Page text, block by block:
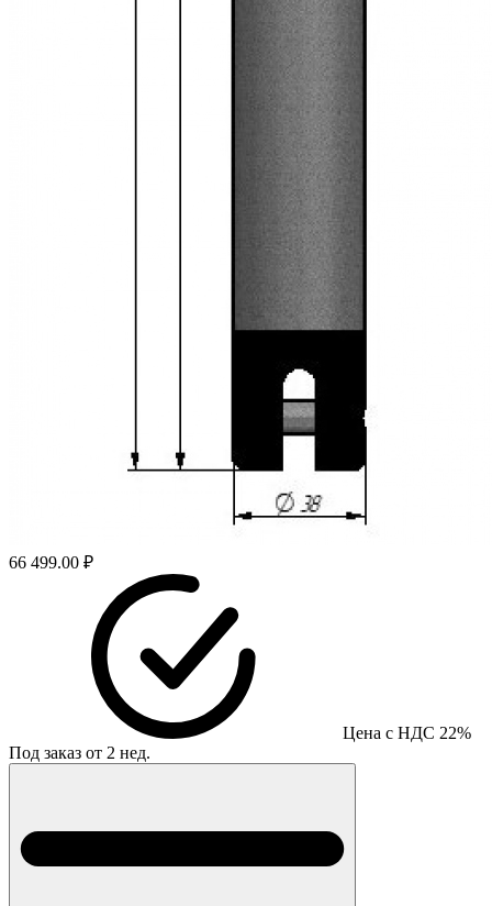
66 499.00 ₽
Цена с НДС 22%
Под заказ от 2 нед.